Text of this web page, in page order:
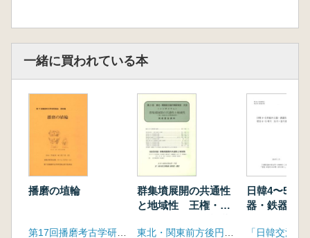
『考古学で検証する風土記の世界』
一緒に買われている本
播磨の埴輪
第17回播磨考古学研究集会実行委員会
群集墳展開の共通性
と地域性 王権・地
者
東北・関東前方後円墳研究会
日韓4〜5世
器・鉄器生